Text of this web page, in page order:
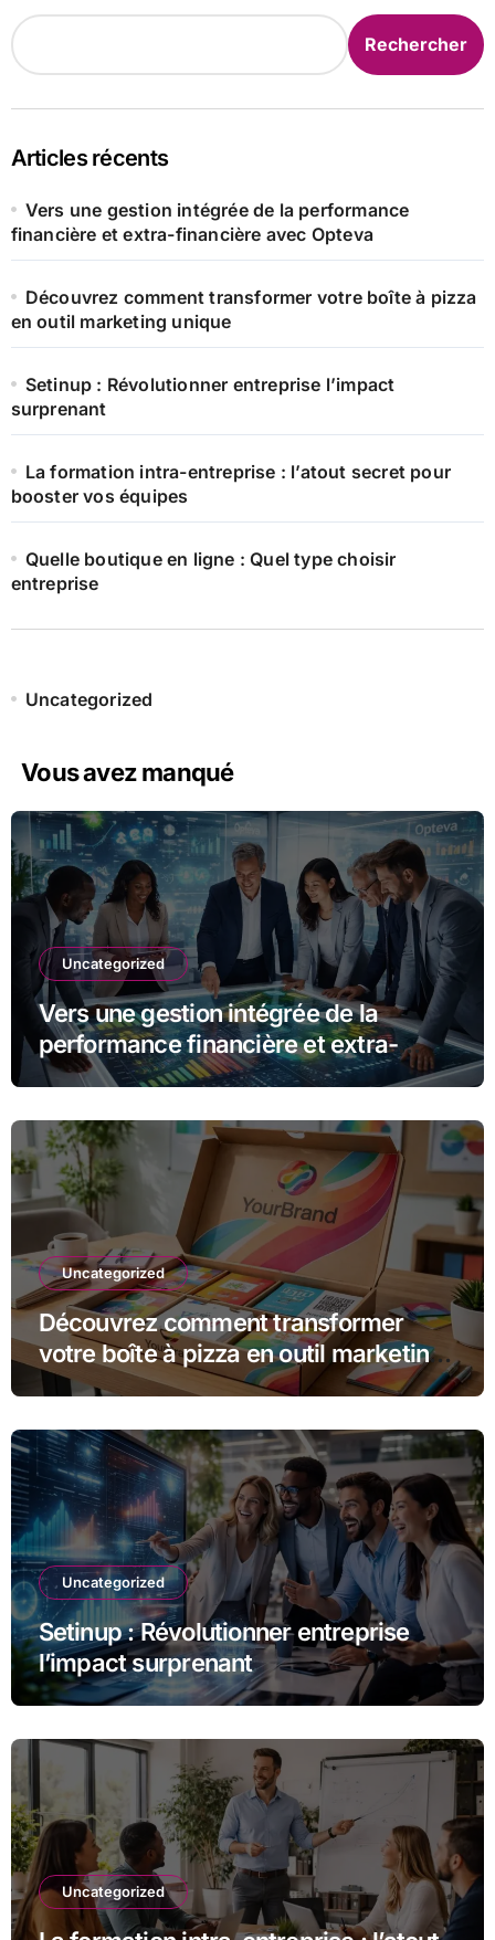
Rechercher
Articles récents
Vers une gestion intégrée de la performance
financière et extra-financière avec Opteva
Découvrez comment transformer votre boîte à pizza
en outil marketing unique
Setinup : Révolutionner entreprise l’impact
surprenant
La formation intra-entreprise : l’atout secret pour
booster vos équipes
Quelle boutique en ligne : Quel type choisir
entreprise
Uncategorized
Vous avez manqué
Uncategorized
Vers une gestion intégrée de la
performance financière et extra-
financière avec Opteva
Uncategorized
Découvrez comment transformer
votre boîte à pizza en outil marketing
unique
Uncategorized
Setinup : Révolutionner entreprise
l’impact surprenant
Uncategorized